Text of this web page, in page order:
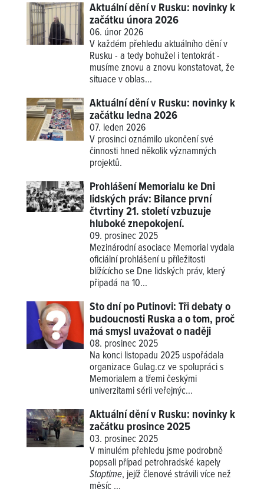
Aktuální dění v Rusku: novinky k
začátku února 2026
06. únor 2026
V každém přehledu aktuálního dění v
Rusku - a tedy bohužel i tentokrát -
musíme znovu a znovu konstatovat, že
situace v oblas...
Aktuální dění v Rusku: novinky k
začátku ledna 2026
07. leden 2026
V prosinci oznámilo ukončení své
činnosti hned několik významných
projektů.
Prohlášení Memorialu ke Dni
lidských práv: Bilance první
čtvrtiny 21. století vzbuzuje
hluboké znepokojení.
09. prosinec 2025
Mezinárodní asociace Memorial vydala
oficiální prohlášení u příležitosti
blížícícho se Dne lidských práv, který
připadá na 10...
Sto dní po Putinovi: Tři debaty o
budoucnosti Ruska a o tom, proč
má smysl uvažovat o naději
08. prosinec 2025
Na konci listopadu 2025 uspořádala
organizace Gulag.cz ve spolupráci s
Memorialem a třemi českými
univerzitami sérii veřejnýc...
Aktuální dění v Rusku: novinky k
začátku prosince 2025
03. prosinec 2025
V minulém přehledu jsme podrobně
popsali případ petrohradské kapely
Stoptime, jejíž členové strávili více než
měsíc ...